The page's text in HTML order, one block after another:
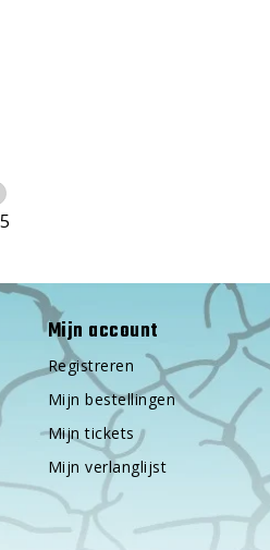
5
Mijn account
Registreren
Mijn bestellingen
Mijn tickets
Mijn verlanglijst